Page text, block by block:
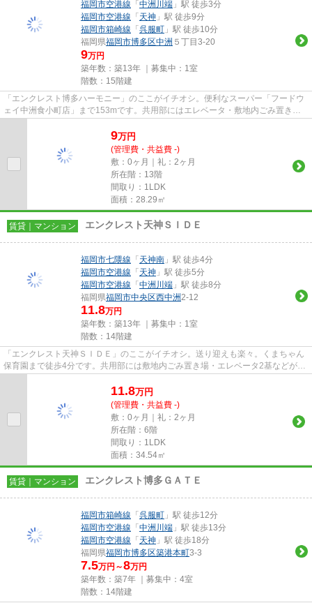
福岡市空港線 「中洲川端 」駅 徒歩3分
福岡市空港線 「天神 」駅 徒歩9分
福岡市箱崎線 「呉服町 」駅 徒歩10分
福岡県福岡市博多区中洲 ５丁目3-20
9万円
築年数：築13年 ｜募集中： 1室
階数：15階建
「エンクレスト博多ハーモニー」のここがイチオシ。便利なスーパー「フードウ
ェイ中洲食小町店」まで153mです。共用部にはエレベータ・敷地内ごみ置き場
などが揃っており、とても充実...
9万円
(管理費・共益費 -)
敷：0ヶ月｜礼：2ヶ月
所在階：13階
間取り：1LDK
面積：28.29㎡
賃貸｜マンション エンクレスト天神ＳＩＤＥ
福岡市七隈線 「天神南 」駅 徒歩4分
福岡市空港線 「天神 」駅 徒歩5分
福岡市空港線 「中洲川端 」駅 徒歩8分
福岡県福岡市中央区西中洲 2-12
11.8万円
築年数：築13年 ｜募集中： 1室
階数：14階建
「エンクレスト天神ＳＩＤＥ」のここがイチオシ。送り迎えも楽々。くまちゃん
保育園まで徒歩4分です。共用部には敷地内ごみ置き場・エレベータ2基などが揃
っております。こちらの物件...
11.8万円
(管理費・共益費 -)
敷：0ヶ月｜礼：2ヶ月
所在階：6階
間取り：1LDK
面積：34.54㎡
賃貸｜マンション エンクレスト博多ＧＡＴＥ
福岡市箱崎線 「呉服町 」駅 徒歩12分
福岡市空港線 「中洲川端 」駅 徒歩13分
福岡市空港線 「天神 」駅 徒歩18分
福岡県福岡市博多区築港本町3-3
7.5万円～8万円
築年数：築7年 ｜募集中： 4室
階数：14階建